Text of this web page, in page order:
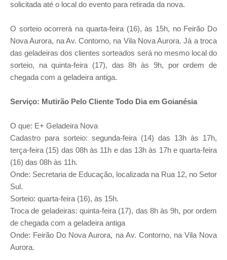
solicitada até o local do evento para retirada da nova.
O sorteio ocorrerá na quarta-feira (16), às 15h, no Feirão Do
Nova Aurora, na Av. Contorno, na Vila Nova Aurora. Já a troca
das geladeiras dos clientes sorteados será no mesmo local do
sorteio, na quinta-feira (17), das 8h às 9h, por ordem de
chegada com a geladeira antiga.
Serviço: Mutirão Pelo Cliente Todo Dia em Goianésia
O que: E+ Geladeira Nova
Cadastro para sorteio: segunda-feira (14) das 13h às 17h,
terça-feira (15) das 08h às 11h e das 13h às 17h e quarta-feira
(16) das 08h às 11h.
Onde: Secretaria de Educação, localizada na Rua 12, no Setor
Sul.
Sorteio: quarta-feira (16), às 15h.
Troca de geladeiras: quinta-feira (17), das 8h às 9h, por ordem
de chegada com a geladeira antiga
Onde: Feirão Do Nova Aurora, na Av. Contorno, na Vila Nova
Aurora.